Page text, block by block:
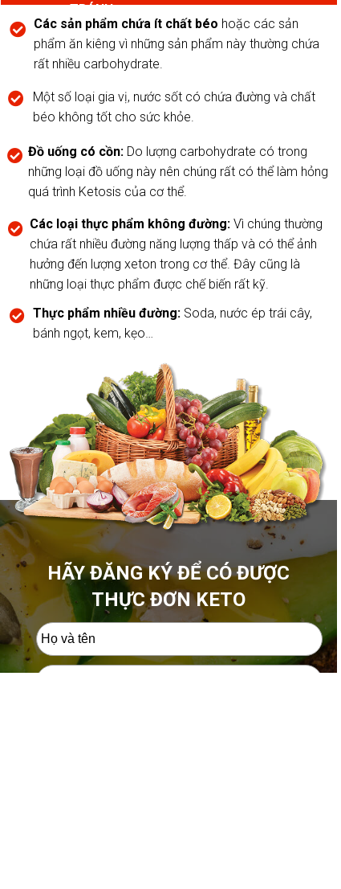
Các sản phẩm chứa ít chất béo hoặc các sản
phẩm ăn kiêng vì những sản phẩm này thường chứa
rất nhiều carbohydrate.
Một số loại gia vị, nước sốt có chứa đường và chất
béo không tốt cho sức khỏe.
Đồ uống có cồn: Do lượng carbohydrate có trong
những loại đồ uống này nên chúng rất có thể làm hỏng
quá trình Ketosis của cơ thể.
Các loại thực phẩm không đường: Vì chúng thường
chứa rất nhiều đường năng lượng thấp và có thể ảnh
hưởng đến lượng xeton trong cơ thể. Đây cũng là
những loại thực phẩm được chế biến rất kỹ.
TRÁNH
Thực phẩm nhiều đường: Soda, nước ép trái cây,
bánh ngọt, kem, kẹo…
HÃY ĐĂNG KÝ ĐỂ CÓ ĐƯỢC
THỰC ĐƠN KETO